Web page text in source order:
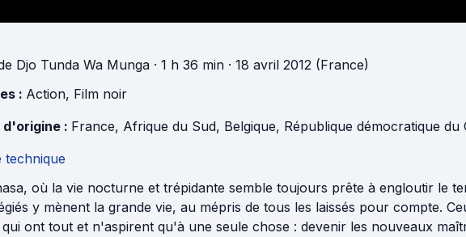
Djo Tunda Wa Munga · 1 h 36 min · 18 avril 2012 (France)
: Action, Film noir
d'origine : France, Afrique du Sud, Belgique, République démocratique du
technique
où la vie nocturne et trépidante semble toujours prête à engloutir le
y mènent la grande vie, au mépris de tous les laissés pour compte.
ont tout et n'aspirent qu'à une seule chose : devenir les nouveaux